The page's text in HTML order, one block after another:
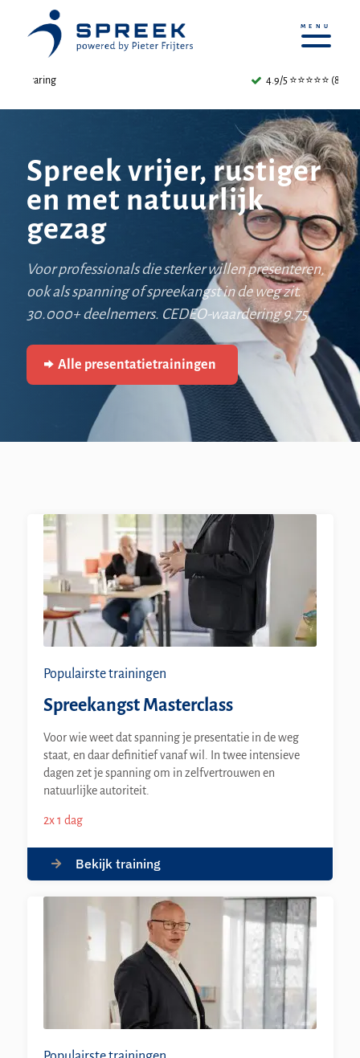
Spreek vrijer, rustiger
en met natuurlijk
gezag
Voor professionals die sterker willen presenteren,
ook als spanning of spreekangst in de weg zit.
30.000+ deelnemers. CEDEO-waardering 9.75
Alle presentatietrainingen
Populairste trainingen
Spreekangst Masterclass
Voor wie weet dat spanning je presentatie in de weg
staat, en daar definitief vanaf wil. In twee intensieve
dagen zet je spanning om in zelfvertrouwen en
natuurlijke autoriteit.
2x 1 dag
Bekijk training